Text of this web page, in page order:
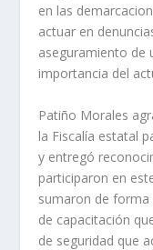
en las
actuar en
aseguramiento de
importancia del
Patiño Morales
la Fiscalía estatal
y entregó
participaron en
sumaron de forma
de capacitación
de seguridad que